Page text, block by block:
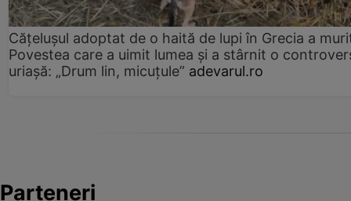
Cățelușul adoptat de o haită de lupi în Grecia a
Povestea care a uimit lumea și a stârnit o
uriașă: „Drum lin, micuțule” adevarul.ro
Parteneri